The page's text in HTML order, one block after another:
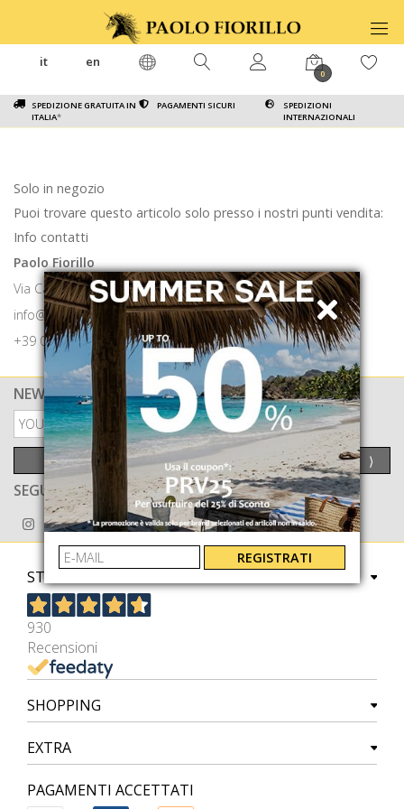
SPEDIZIONE GRATUITA IN
ITALIA*
PAGAMENTI SICURI
SPEDIZIONI
INTERNAZIONALI
it en
0
Solo in negozio
Puoi trovare questo articolo solo presso i nostri punti vendita:
Info contatti
Paolo Fiorillo
Via Calabritto 9 80121 Napoli
info@paolofiorillo.com
+39 081 1857 6024
NEWSLETTER
PRIVACY POLICY
INVIA ⟩
SEGUICI ANCHE SU
STORE
930
Recensioni
SHOPPING
EXTRA
PAGAMENTI ACCETTATI
REGISTRATI